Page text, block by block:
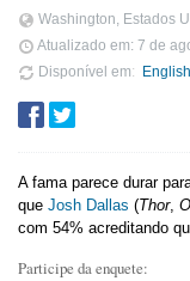
Washington, Estados
Atualizado em: 7 de
Disponível em
English
A fama parece durar
que Josh Dallas (Thor,
com 54% acreditando
Participe da enquete: